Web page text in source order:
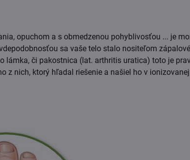
opuchom a s obmedzenou pohyblivosťou ... je
sa vaše telo stalo nositeľom
lámka, či pakostnica (lat. arthritis uratica) toto je
z nich, ktorý hľadal riešenie a našiel ho v